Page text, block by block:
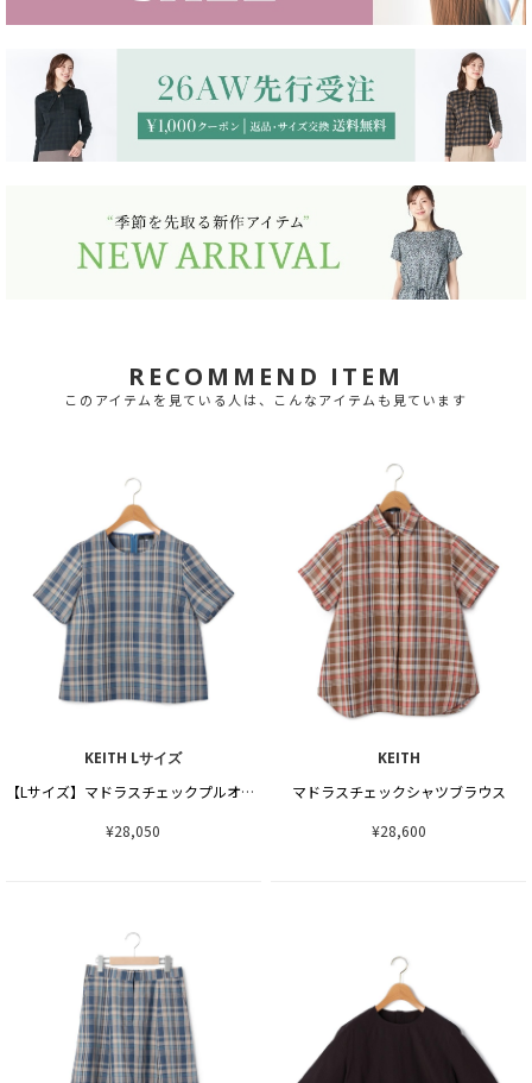
RECOMMEND ITEM
このアイテムを見ている人は、こんなアイテムも見ています
KEITH Lサイズ
【Lサイズ】マドラスチェックプルオーバーブラウス
¥28,050
KEITH
マドラスチェックシャツブラウス
¥28,600